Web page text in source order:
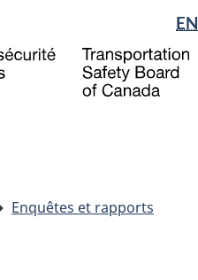
to
main
to
"About
government"
à
la
EN
Enquêtes et rapports